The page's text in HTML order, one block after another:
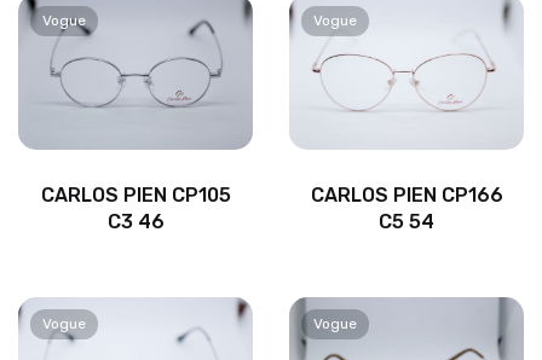
Vogue
CARLOS PIEN CP105
C3 46
Vogue
CARLOS PIEN CP166
C5 54
Vogue Vogue